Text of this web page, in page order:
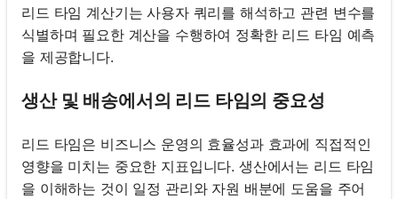
리드 타임 계산기는 사용자 쿼리를 해석하고 관련 변수를
식별하며 필요한 계산을 수행하여 정확한 리드 타임 예측
을 제공합니다.
생산 및 배송에서의 리드 타임의 중요성
리드 타임은 비즈니스 운영의 효율성과 효과에 직접적인
영향을 미치는 중요한 지표입니다. 생산에서는 리드 타임
을 이해하는 것이 일정 관리와 자원 배분에 도움을 주어